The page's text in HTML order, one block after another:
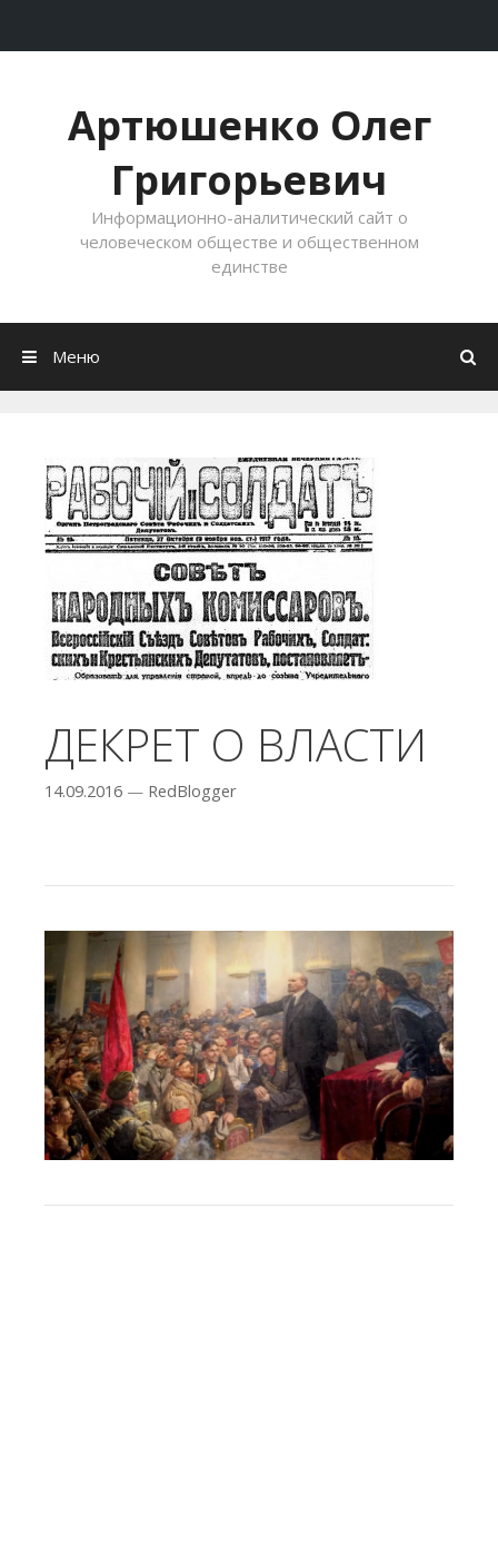
Артюшенко Олег
Григорьевич
Информационно-аналитический сайт о
человеческом обществе и общественном
единстве
Меню
ДЕКРЕТ О ВЛАСТИ
14.09.2016 — RedBlogger